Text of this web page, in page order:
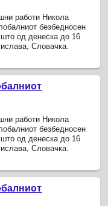
работи Никола
безбедносен
од денеска до 16
Словачка.
работи Никола
безбедносен
од денеска до 16
Словачка.